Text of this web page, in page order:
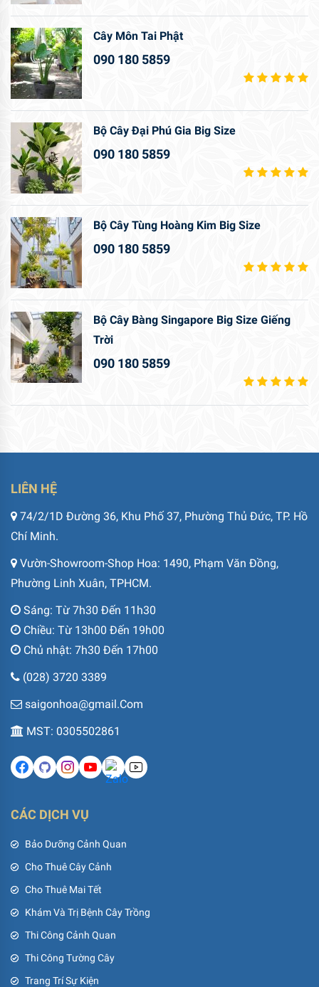
Cây Môn Tai Phật
090 180 5859
Bộ Cây Đại Phú Gia Big Size
090 180 5859
Bộ Cây Tùng Hoàng Kim Big Size
090 180 5859
Bộ Cây Bàng Singapore Big Size Giếng
Trời
090 180 5859
LIÊN HỆ
74/2/1D Đường 36, Khu Phố 37, Phường Thủ Đức, TP. Hồ
Chí Minh.
Vườn-Showroom-Shop Hoa: 1490, Phạm Văn Đồng,
Phường Linh Xuân, TPHCM.
Sáng: Từ 7h30 Đến 11h30
Chiều: Từ 13h00 Đến 19h00
Chủ nhật: 7h30 Đến 17h00
(028) 3720 3389
saigonhoa@gmail.Com
MST: 0305502861
CÁC DỊCH VỤ
Bảo Dưỡng Cảnh Quan
Cho Thuê Cây Cảnh
Cho Thuê Mai Tết
Khám Và Trị Bệnh Cây Trồng
Thi Công Cảnh Quan
Thi Công Tường Cây
Trang Trí Sự Kiện